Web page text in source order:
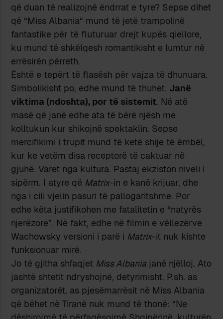
që duan të realizojnë ëndrrat e tyre? Sepse dihet
që “Miss Albania“ mund të jetë trampolinë
fantastike për të fluturuar drejt kupës qiellore,
ku mund të shkëlqesh romantikisht e lumtur në
errësirën përreth.
Është e tepërt të flasësh për vajza të dhunuara.
Simbolikisht po, edhe mund të thuhet. Janë
viktima (ndoshta), por të sistemit. Në atë
masë që janë edhe ata të bërë njësh me
kolltukun kur shikojnë spektaklin. Sepse
mercifikimi i trupit mund të ketë shije të ëmbël,
kur ke vetëm disa receptorë të caktuar në
gjuhë. Varet nga kultura. Pastaj ekziston niveli i
sipërm. I atyre që Matrix-in e kanë krijuar, dhe
nga i cili vjelin pasuri të pallogaritshme. Por
edhe këta justifikohen me fatalitetin e “natyrës
njerëzore”. Në fakt, edhe në filmin e vëllezërve
Wachowsky versioni i parë i Matrix-it nuk kishte
funksionuar mirë.
Jo të gjitha shfaqjet Miss Albania janë njëlloj. Ato
jashtë shtetit ndryshojnë, detyrimisht. P.sh. as
organizatorët, as pjesëmarrësit në Miss Albania
që bëhet në Tiranë nuk mund të thonë: “Ne